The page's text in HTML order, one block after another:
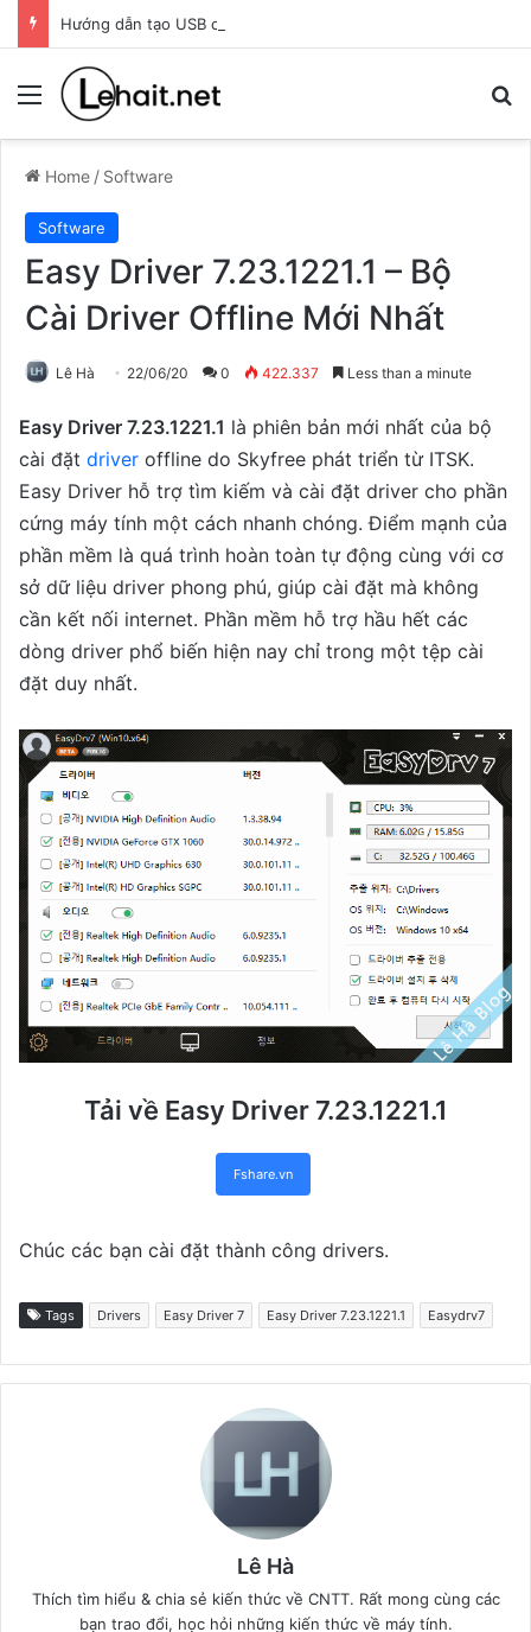
Hướng dẫn tạo USB cài Windows bằng Rufus
Menu
Home / Software
Software
Easy Driver 7.23.1221.1 – Bộ
Cài Driver Offline Mới Nhất
Lê Hà 22/06/20 0 422.337 Less than a minute
Easy Driver 7.23.1221.1 là phiên bản mới nhất của bộ
cài đặt driver offline do Skyfree phát triển từ ITSK.
Easy Driver hỗ trợ tìm kiếm và cài đặt driver cho phần
cứng máy tính một cách nhanh chóng. Điểm mạnh của
phần mềm là quá trình hoàn toàn tự động cùng với cơ
sở dữ liệu driver phong phú, giúp cài đặt mà không
cần kết nối internet. Phần mềm hỗ trợ hầu hết các
dòng driver phổ biến hiện nay chỉ trong một tệp cài
đặt duy nhất.
Tải về Easy Driver 7.23.1221.1
Fshare.vn
Chúc các bạn cài đặt thành công drivers.
Tags Drivers Easy Driver 7 Easy Driver 7.23.1221.1 Easydrv7
Lê Hà
Thích tìm hiểu & chia sẻ kiến thức về CNTT. Rất mong cùng các
bạn trao đổi, học hỏi những kiến thức về máy tính.